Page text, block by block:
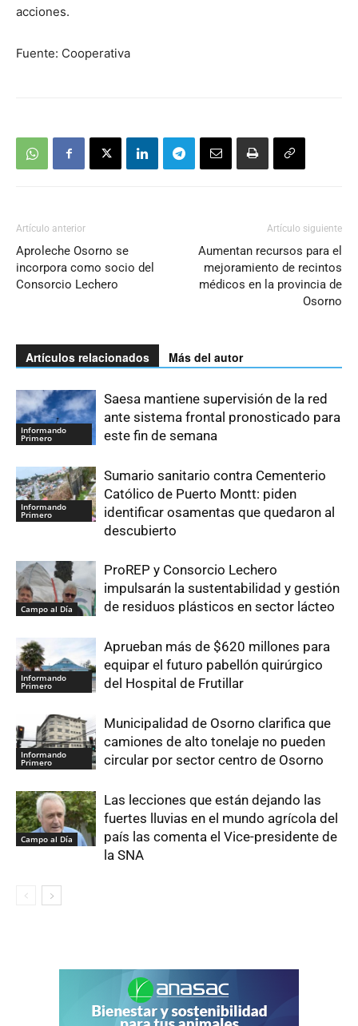
acciones.
Fuente: Cooperativa
Artículo anterior
Aproleche Osorno se
incorpora como socio del
Consorcio Lechero
Artículo siguiente
Aumentan recursos para el
mejoramiento de recintos
médicos en la provincia de
Osorno
Artículos relacionados Más del autor
Informando
Primero
Saesa mantiene supervisión de la red
ante sistema frontal pronosticado para
este fin de semana
Informando
Primero
Sumario sanitario contra Cementerio
Católico de Puerto Montt: piden
identificar osamentas que quedaron al
descubierto
Campo al Día
ProREP y Consorcio Lechero
impulsarán la sustentabilidad y gestión
de residuos plásticos en sector lácteo
Informando
Primero
Aprueban más de $620 millones para
equipar el futuro pabellón quirúrgico
del Hospital de Frutillar
Informando
Primero
Municipalidad de Osorno clarifica que
camiones de alto tonelaje no pueden
circular por sector centro de Osorno
Campo al Día
Las lecciones que están dejando las
fuertes lluvias en el mundo agrícola del
país las comenta el Vice-presidente de
la SNA